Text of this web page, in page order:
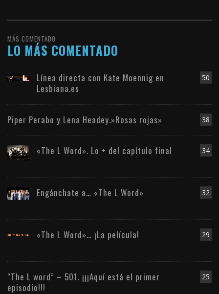
MÁS COMENTADO
LO MÁS COMENTADO
50
Línea directa con Kate Moennig en
Lesbiana.es
38
Piper Perabo y Lena Headey.»Rosas rojas»
34
«The L Word». Lo + del capítulo final
32
Engánchate a… «The L Word»
29
«The L Word»… ¡La película!
25
“The L word” – 501. ¡¡¡Aquí está el primer
episodio!!!